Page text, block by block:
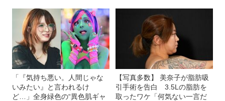
「『気持ち悪い。人間じゃな
いみたい』と言われるけ
ど…」全身緑色の“異色肌ギャ
【写真多数】 美奈子が脂肪吸
引手術を告白 3.5Lの脂肪を
取ったワケ「何気ない一言だ